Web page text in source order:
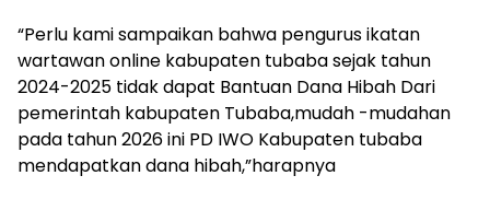
“Perlu kami sampaikan bahwa pengurus ikatan
wartawan online kabupaten tubaba sejak tahun
2024-2025 tidak dapat Bantuan Dana Hibah Dari
pemerintah kabupaten Tubaba,mudah -mudahan
pada tahun 2026 ini PD IWO Kabupaten tubaba
mendapatkan dana hibah,”harapnya